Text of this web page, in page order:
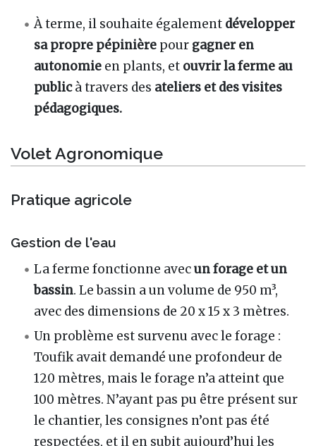
À terme, il souhaite également développer
sa propre pépinière pour gagner en
autonomie en plants, et ouvrir la ferme au
publicà travers des ateliers et des visites
pédagogiques.
Volet Agronomique
Pratique agricole
Gestion de l'eau
La ferme fonctionne avecun forage et un
bassin. Le bassin a un volume de 950 m³,
avec des dimensions de 20 x 15 x 3 mètres.
Un problème est survenu avec le forage :
Toufik avait demandé une profondeur de
120 mètres, mais le forage n’a atteint que
100 mètres. N’ayant pas pu être présent sur
le chantier, les consignes n’ont pas été
respectées, et il en subit aujourd’hui les